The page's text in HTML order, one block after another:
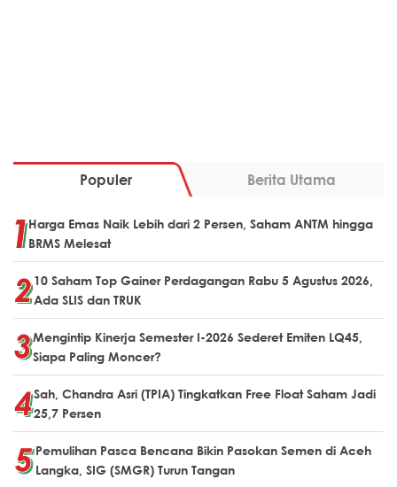
Populer Berita Utama
Harga Emas Naik Lebih dari 2 Persen, Saham ANTM hingga
BRMS Melesat
10 Saham Top Gainer Perdagangan Rabu 5 Agustus 2026,
Ada SLIS dan TRUK
Mengintip Kinerja Semester I-2026 Sederet Emiten LQ45,
Siapa Paling Moncer?
Sah, Chandra Asri (TPIA) Tingkatkan Free Float Saham Jadi
25,7 Persen
Pemulihan Pasca Bencana Bikin Pasokan Semen di Aceh
Langka, SIG (SMGR) Turun Tangan